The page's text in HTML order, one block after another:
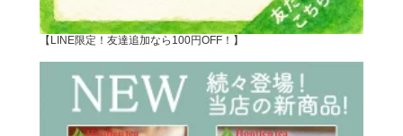
【LINE限定！友達追加なら100円OFF！】